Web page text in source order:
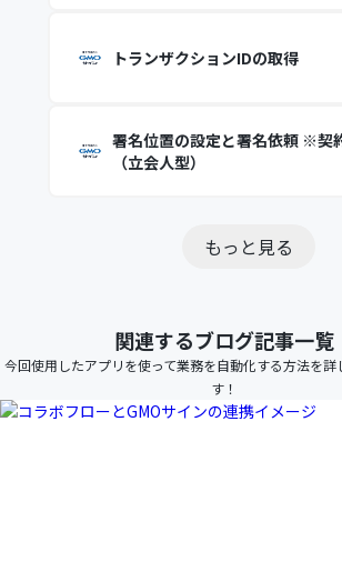
トランザクションIDの取得
署名位置の設定と署名依頼 ※契
（立会人型）
もっと見る
関連するブログ記事一覧
今回使用したアプリを使って業務を自動化する方法を詳
す！